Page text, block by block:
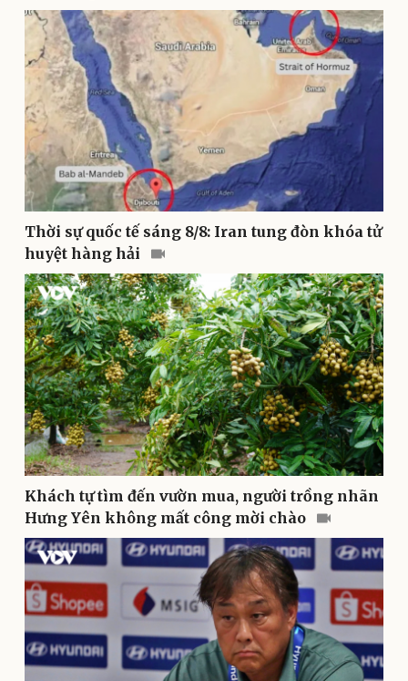
Kinh tế
Bất động sản
Khởi nghiệp
Thị trường
Giá vàng
Tiêu dùng
Giá cà phê
Pháp luật
Vụ án
Tin nóng
Tư vấn luật
Quân sự - Quốc phòng
Vũ khí
Việt Nam
Phân tích
Thời sự quốc tế sáng 8/8: Iran tung đòn khóa tử
huyệt hàng hải
Khách tự tìm đến vườn mua, người trồng nhãn
Hưng Yên không mất công mời chào